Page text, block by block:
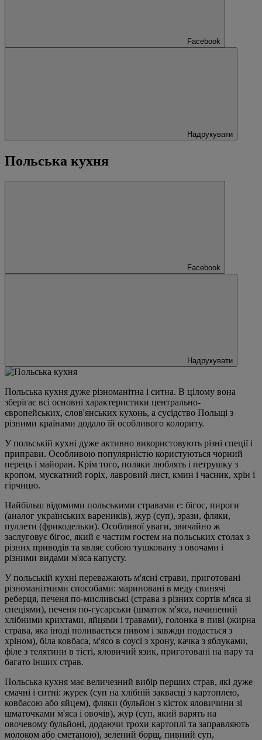
Facebook
Надрукувати
Польська кухня
Facebook
Надрукувати
Польська кухня дуже різноманітна і ситна. В цілому вона
зберігає всі основні характеристики центрально-
європейських, слов'янських кухонь, а сусідство Польщі з
різними країнами додало їй особливого колориту.
У польській кухні дуже активно використовують різні спеції і
приправи. Особливою популярністю користуються чорний
перець і майоран. Крім того, поляки люблять і петрушку з
кропом, мускатний горіх, лавровий лист, кмин і часник, хрін і
гірчицю.
Найбільш відомими польськими стравами є: бігос, пироги
(аналог українських вареників), жур (суп), зрази, фляки,
пуллети (фрикодельки). Особливої уваги, звичайно ж
заслуговує бігос, який є частим гостем на польських столах з
різних приводів та являє собою тушковану з овочами і
різними видами м'яса капусту.
У польській кухні переважають м'ясні страви, приготовані
різноманітними способами: мариновані в меду свинячі
реберця, печеня по-мисливські (страва з різних сортів м'яса зі
спеціями), печеня по-гусарськи (шматок м'яса, начинений
хлібними крихтами, яйцями і травами), голонка в пиві (жирна
страва, яка іноді поливається пивом і завжди подається з
хріном), біла ковбаса, м'ясо в соусі з хрону, качка з яблуками,
філе з телятини в тісті, яловичий язик, приготовані на пару та
багато інших страв.
Польська кухня має величезний вибір перших страв, які дуже
смачні і ситні: журек (суп на хлібній заквасці з картоплею,
ковбасою або яйцем), фляки (бульйон з кісток яловичини зі
шматочками м'яса і овочів), жур (суп, який варять на
овочевому бульйоні, додаючи трохи картоплі та заправляють
молоком або сметаною), зелений борщ, пивний суп,